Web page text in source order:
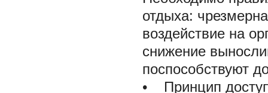
отдыха:
воздействие на
снижение
поспособствуют
• Принцип